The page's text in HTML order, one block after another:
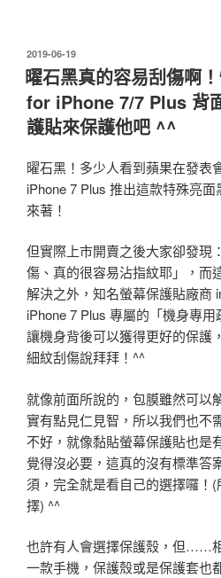
發
佈
於
2019-06-19
曜石黑真的容易刮傷啊
for iPhone 7/7 Plus 背
護貼來保護他吧 ^^
曜石黑！多少人看到蘋果在發表
iPhone 7 Plus 推出這款特殊亮
來著！
但實際上市開賣之後大家卻發現
傷、真的很容易沾指紋耶」，而
解決之外，知名螢幕保護貼廠商
iPhone 7 Plus 專屬的「機身專用
讓機身背後可以獲得更好的保護
細紋刮傷說拜拜！^^
就像前面所說的，包膜雖然可以
實有點見仁見智，所以我們也不
不好，就像黏貼螢幕保護貼也是
覺得沒必要，這真的沒有標準答
須，完全就是看自己的選擇囉！
擇) ^^
也許有人會選擇保護殼，但……
一款手機，保護殼或是保護套也